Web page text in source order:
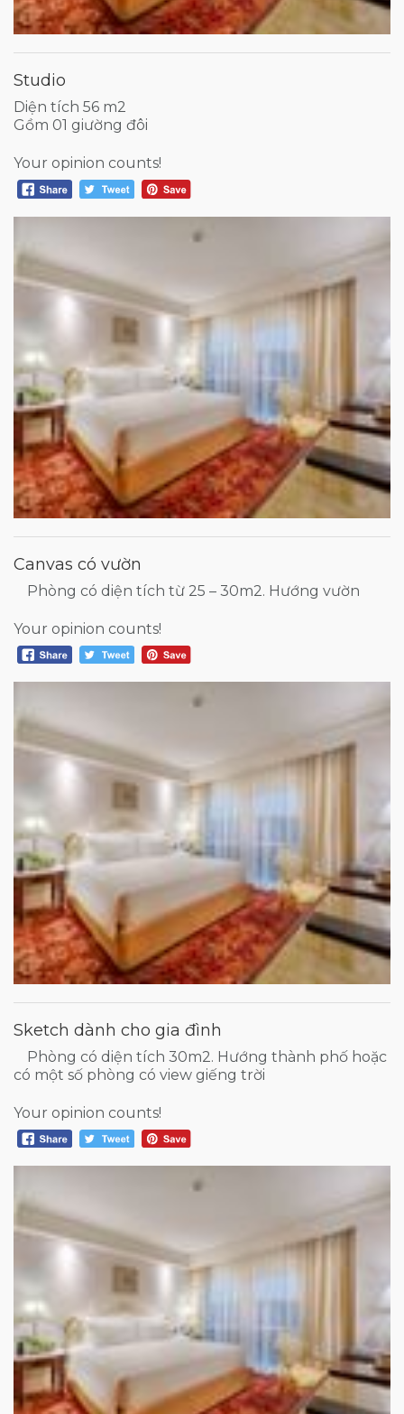
Studio
Diện tích 56 m2
Gồm 01 giường đôi
Your opinion counts!
Canvas có vườn
Phòng có diện tích từ 25 – 30m2. Hướng vườn
Your opinion counts!
Sketch dành cho gia đình
Phòng có diện tích 30m2. Hướng thành phố hoặc
có một số phòng có view giếng trời
Your opinion counts!